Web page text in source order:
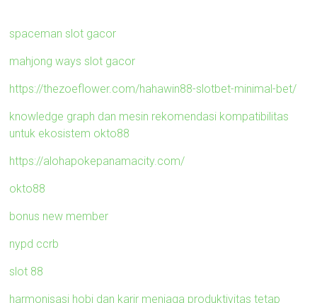
spaceman slot gacor
mahjong ways slot gacor
https://thezoeflower.com/hahawin88-slotbet-minimal-bet/
knowledge graph dan mesin rekomendasi kompatibilitas
untuk ekosistem okto88
https://alohapokepanamacity.com/
okto88
bonus new member
nypd ccrb
slot 88
harmonisasi hobi dan karir menjaga produktivitas tetap